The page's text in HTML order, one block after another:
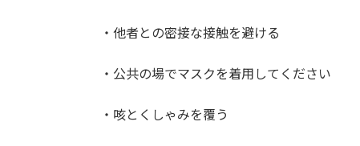
・他者との密接な接触を避ける
・公共の場でマスクを着用してください
・咳とくしゃみを覆う